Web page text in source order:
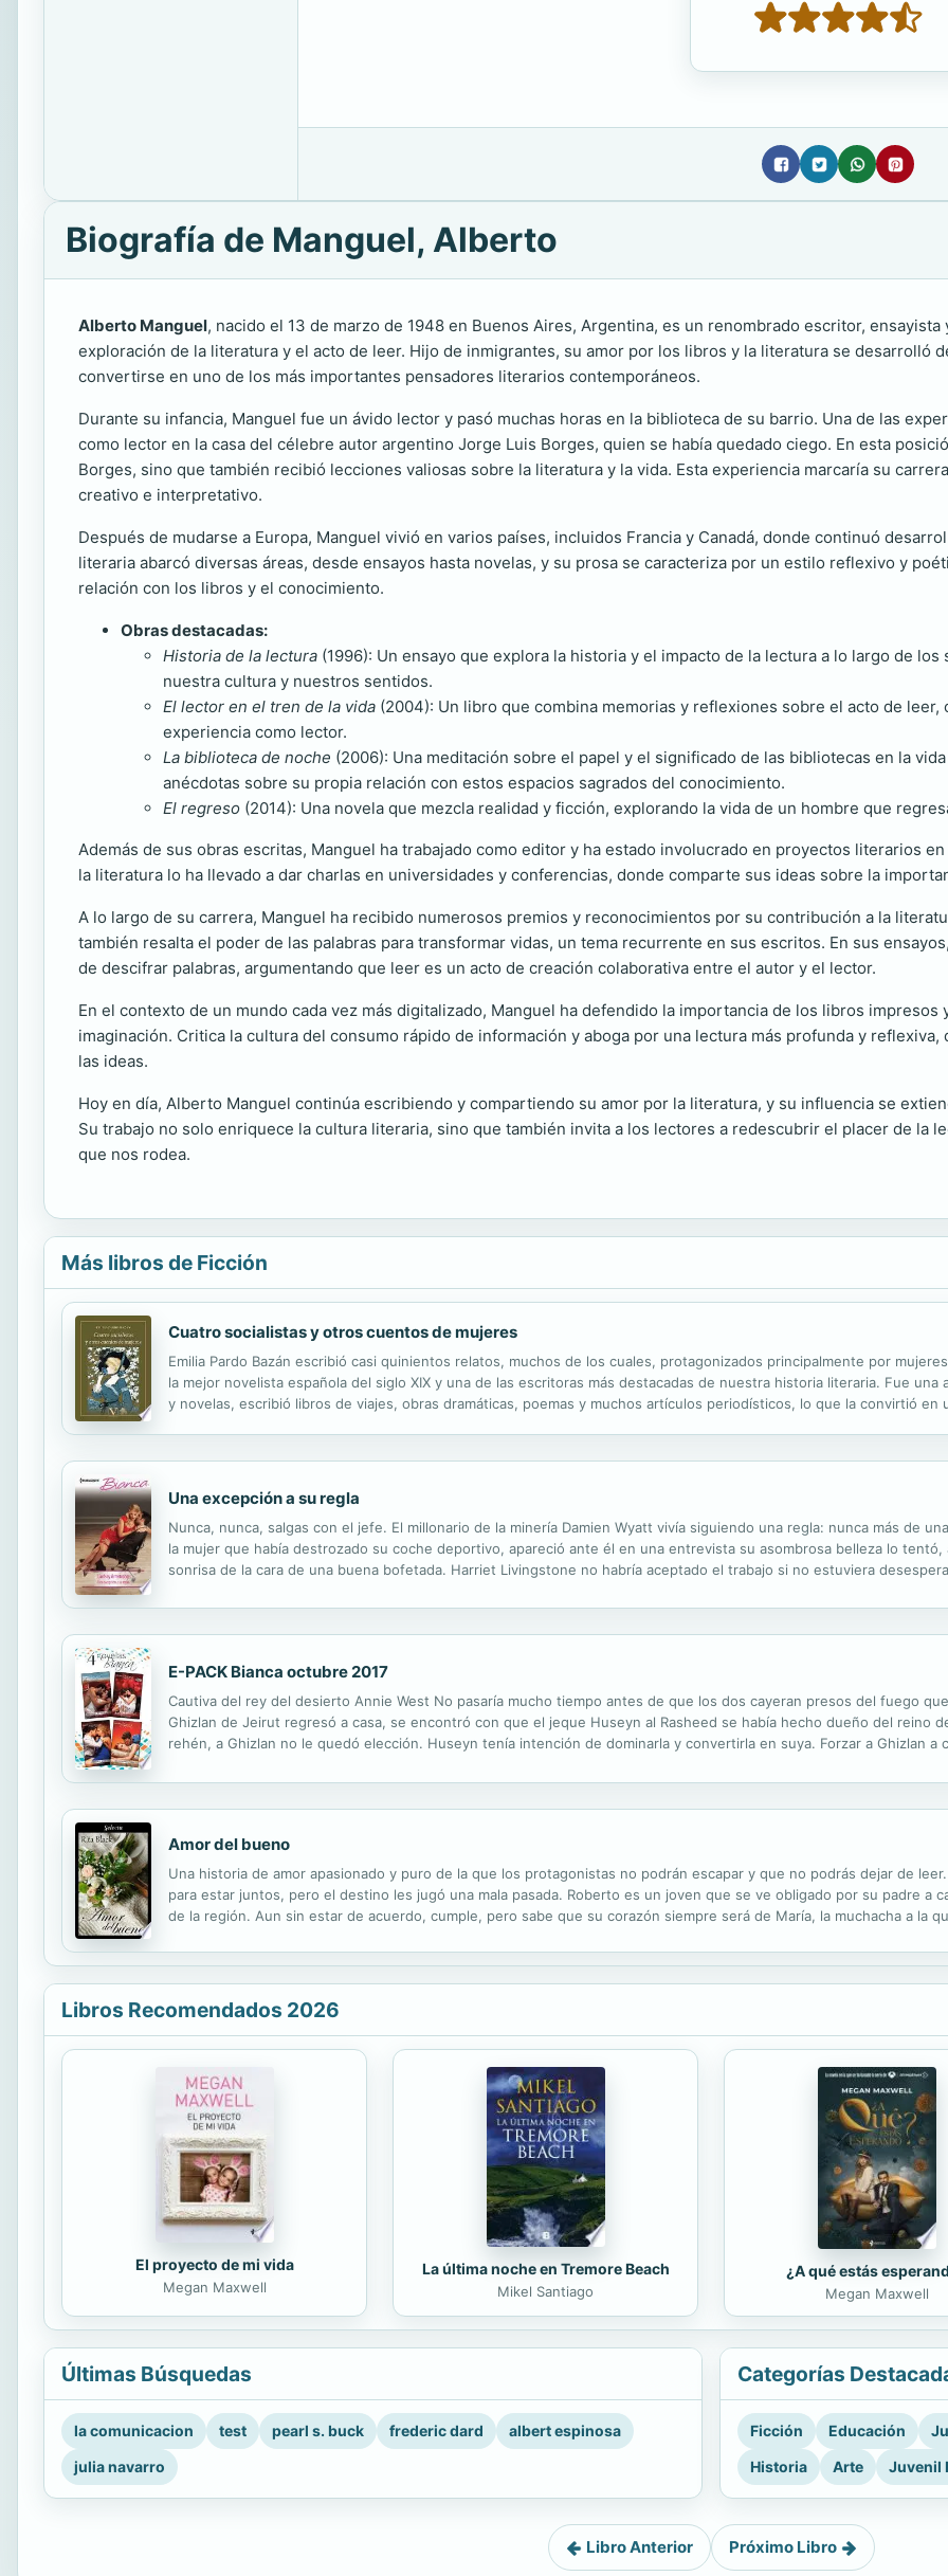
Biografía de Manguel, Alberto
Alberto Manguel, nacido el 13 de marzo de 1948 en Buenos Aires, Argentina, es un renombrado escritor,
exploración de la literatura y el acto de leer. Hijo de inmigrantes, su amor por los libros y la literatura se desarrolló
convertirse en uno de los más importantes pensadores literarios contemporáneos.
Durante su infancia, Manguel fue un ávido lector y pasó muchas horas en la biblioteca de su barrio. Una de las
como lector en la casa del célebre autor argentino Jorge Luis Borges, quien se había quedado ciego. En esta
Borges, sino que también recibió lecciones valiosas sobre la literatura y la vida. Esta experiencia marcaría su
creativo e interpretativo.
Después de mudarse a Europa, Manguel vivió en varios países, incluidos Francia y Canadá, donde continuó
literaria abarcó diversas áreas, desde ensayos hasta novelas, y su prosa se caracteriza por un estilo reflexivo y
relación con los libros y el conocimiento.
Obras destacadas:
Historia de la lectura (1996): Un ensayo que explora la historia y el impacto de la lectura a lo largo de
nuestra cultura y nuestros sentidos.
El lector en el tren de la vida (2004): Un libro que combina memorias y reflexiones sobre el acto de
experiencia como lector.
La biblioteca de noche (2006): Una meditación sobre el papel y el significado de las bibliotecas en la
anécdotas sobre su propia relación con estos espacios sagrados del conocimiento.
El regreso (2014): Una novela que mezcla realidad y ficción, explorando la vida de un hombre que
Además de sus obras escritas, Manguel ha trabajado como editor y ha estado involucrado en proyectos literarios
la literatura lo ha llevado a dar charlas en universidades y conferencias, donde comparte sus ideas sobre la
A lo largo de su carrera, Manguel ha recibido numerosos premios y reconocimientos por su contribución a la
también resalta el poder de las palabras para transformar vidas, un tema recurrente en sus escritos. En sus
de descifrar palabras, argumentando que leer es un acto de creación colaborativa entre el autor y el lector.
En el contexto de un mundo cada vez más digitalizado, Manguel ha defendido la importancia de los libros
imaginación. Critica la cultura del consumo rápido de información y aboga por una lectura más profunda y
las ideas.
Hoy en día, Alberto Manguel continúa escribiendo y compartiendo su amor por la literatura, y su influencia se
Su trabajo no solo enriquece la cultura literaria, sino que también invita a los lectores a redescubrir el placer de la
que nos rodea.
Más libros de Ficción
Cuatro socialistas y otros cuentos de mujeres
Emilia Pardo Bazán escribió casi quinientos relatos, muchos de los cuales, protagonizados principalmente por
la mejor novelista española del siglo XIX y una de las escritoras más destacadas de nuestra historia literaria. Fue
y novelas, escribió libros de viajes, obras dramáticas, poemas y muchos artículos periodísticos, lo que la convirtió en
Una excepción a su regla
Nunca, nunca, salgas con el jefe. El millonario de la minería Damien Wyatt vivía siguiendo una regla: nunca más de
la mujer que había destrozado su coche deportivo, apareció ante él en una entrevista su asombrosa belleza lo
sonrisa de la cara de una buena bofetada. Harriet Livingstone no habría aceptado el trabajo si no estuviera
E-PACK Bianca octubre 2017
Cautiva del rey del desierto Annie West No pasaría mucho tiempo antes de que los dos cayeran presos del fuego
Ghizlan de Jeirut regresó a casa, se encontró con que el jeque Huseyn al Rasheed se había hecho dueño del reino
rehén, a Ghizlan no le quedó elección. Huseyn tenía intención de dominarla y convertirla en suya. Forzar a Ghizlan a
Amor del bueno
Una historia de amor apasionado y puro de la que los protagonistas no podrán escapar y que no podrás dejar de
para estar juntos, pero el destino les jugó una mala pasada. Roberto es un joven que se ve obligado por su padre a
de la región. Aun sin estar de acuerdo, cumple, pero sabe que su corazón siempre será de María, la muchacha a la
Libros Recomendados 2026
El proyecto de mi vida
Megan Maxwell
La última noche en Tremore Beach
Mikel Santiago
¿A qué estás
Megan Maxwell
Últimas Búsquedas
la comunicacion test pearl s. buck frederic dard
albert espinosa
julia navarro
Categorías
Ficción Educación
Historia
Arte Juvenil
Libro Anterior Próximo Libro